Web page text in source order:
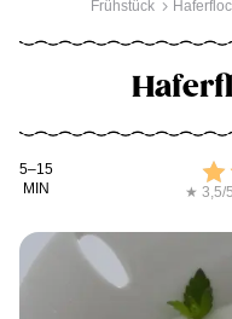
Frühstück
Kochdauer
5–15
MIN
★ 3,5/